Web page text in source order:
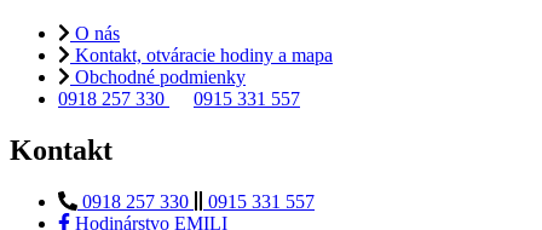
O nás
Kontakt, otváracie hodiny a mapa
Obchodné podmienky
0918 257 330
0915 331 557
Kontakt
0918 257 330
0915 331 557
Hodinárstvo EMILI